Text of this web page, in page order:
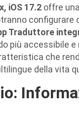
iOS 17.2 offre
Traduttore
più accessibile
che
della vita